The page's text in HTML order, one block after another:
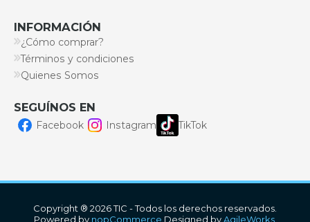
INFORMACIÓN
¿Cómo comprar?
Términos y condiciones
Quienes Somos
SEGUÍNOS EN
Facebook Instagram TikTok
Copyright ® 2026 TIC - Todos los derechos reservados.
Powered by nopCommerce. Designed byAgileWorks.